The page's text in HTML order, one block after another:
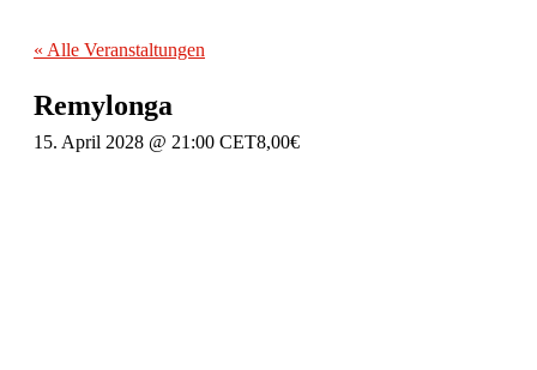
« Alle Veranstaltungen
Remylonga
15. April 2028 @ 21:00 CET8,00€